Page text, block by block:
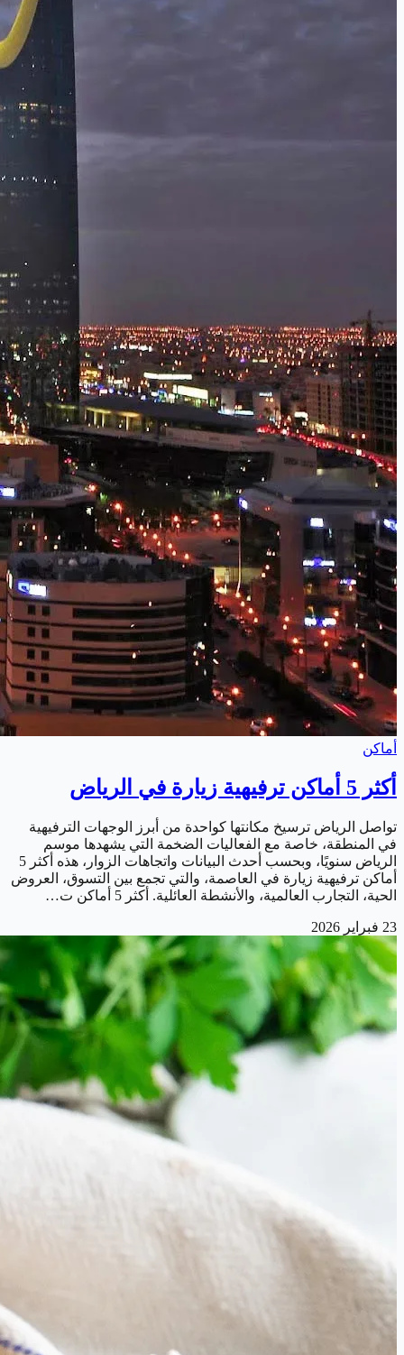
أماكن
أكثر 5 أماكن ترفيهية زيارة في الرياض
تواصل الرياض ترسيخ مكانتها كواحدة من أبرز الوجهات الترفيهية
في المنطقة، خاصة مع الفعاليات الضخمة التي يشهدها موسم
الرياض سنويًا، وبحسب أحدث البيانات واتجاهات الزوار، هذه أكثر 5
أماكن ترفيهية زيارة في العاصمة، والتي تجمع بين التسوق، العروض
الحية، التجارب العالمية، والأنشطة العائلية. أكثر 5 أماكن ت…
23 فبراير 2026